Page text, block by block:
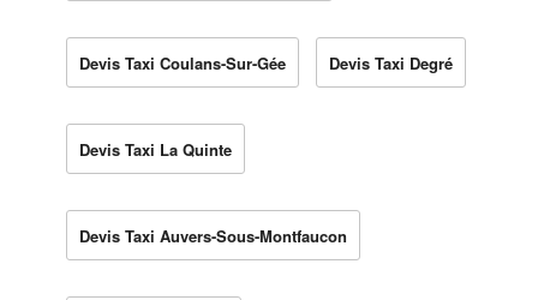
Devis Taxi Coulans-Sur-Gée Devis Taxi Degré
Devis Taxi La Quinte
Devis Taxi Auvers-Sous-Montfaucon